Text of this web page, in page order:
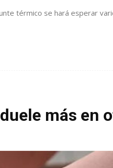
térmico se hará esperar
más en